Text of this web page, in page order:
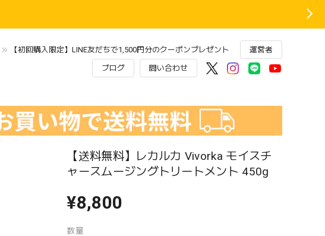
【初回購入限定】LINE友だちで1,500円分のクーポンプレゼント 運営者
ブログ 問い合わせ
【送料無料】レカルカ Vivorka モイスチ
ャースムージングトリートメント 450g
¥8,800
数量